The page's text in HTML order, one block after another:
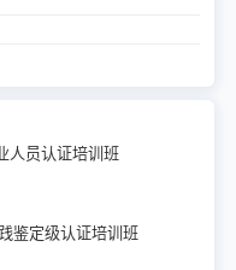
人员认证培训班
鉴定级认证培训班